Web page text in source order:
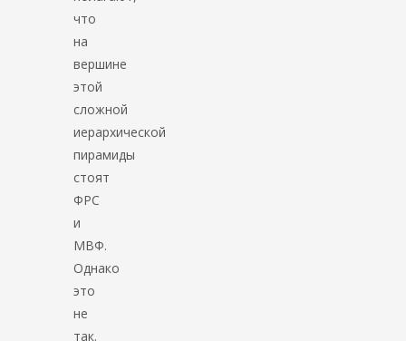
что
на
вершине
этой
сложной
иерархической
пирамиды
стоят
ФРС
и
МВФ.
Однако
это
не
так.